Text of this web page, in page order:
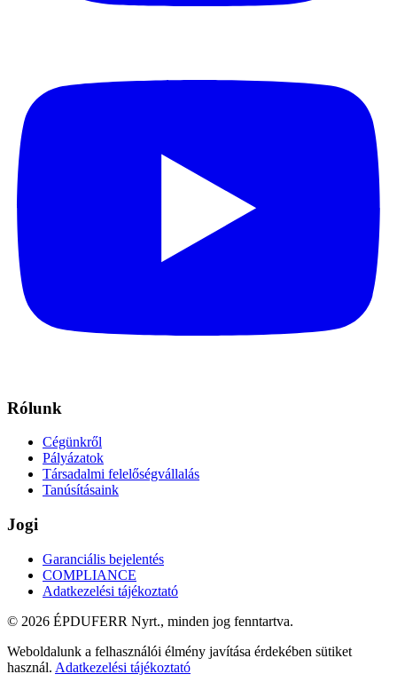
Rólunk
Cégünkről
Pályázatok
Társadalmi felelőségvállalás
Tanúsításaink
Jogi
Garanciális bejelentés
COMPLIANCE
Adatkezelési tájékoztató
© 2026 ÉPDUFERR Nyrt., minden jog fenntartva.
Weboldalunk a felhasználói élmény javítása érdekében sütiket
használ. Adatkezelési tájékoztató